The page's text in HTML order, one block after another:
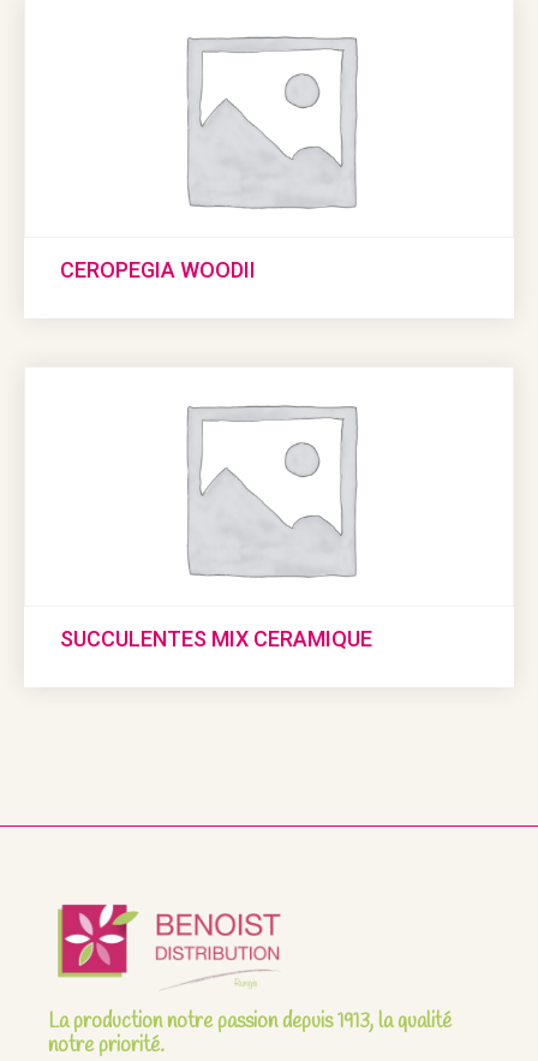
CEROPEGIA WOODII
SUCCULENTES MIX CERAMIQUE
La production notre passion depuis 1913, la qualité
notre priorité.